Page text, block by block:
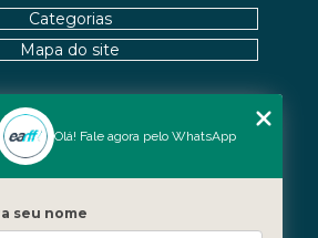
Unidades
Barra - Rio de Janeiro
Categorias
Mapa do site
Olá! Fale agora pelo WhatsApp
seu nome